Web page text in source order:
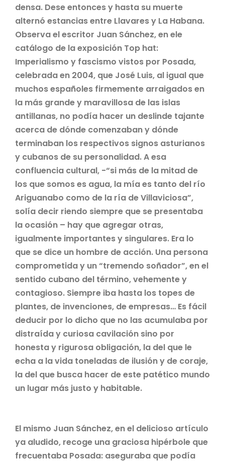
densa. Dese entonces y hasta su muerte
alternó estancias entre Llavares y La Habana.
Observa el escritor Juan Sánchez, en ele
catálogo de la exposición Top hat:
Imperialismo y fascismo vistos por Posada,
celebrada en 2004, que José Luis, al igual que
muchos españoles firmemente arraigados en
la más grande y maravillosa de las islas
antillanas, no podía hacer un deslinde tajante
acerca de dónde comenzaban y dónde
terminaban los respectivos signos asturianos
y cubanos de su personalidad. A esa
confluencia cultural, -“si más de la mitad de
los que somos es agua, la mía es tanto del río
Ariguanabo como de la ría de Villaviciosa”,
solía decir riendo siempre que se presentaba
la ocasión – hay que agregar otras,
igualmente importantes y singulares. Era lo
que se dice un hombre de acción. Una persona
comprometida y un “tremendo soñador”, en el
sentido cubano del término, vehemente y
contagioso. Siempre iba hasta los topes de
plantes, de invenciones, de empresas… Es fácil
deducir por lo dicho que no las acumulaba por
distraída y curiosa cavilación sino por
honesta y rigurosa obligación, la del que le
echa a la vida toneladas de ilusión y de coraje,
la del que busca hacer de este patético mundo
un lugar más justo y habitable.
El mismo Juan Sánchez, en el delicioso artículo
ya aludido, recoge una graciosa hipérbole que
frecuentaba Posada: aseguraba que podía